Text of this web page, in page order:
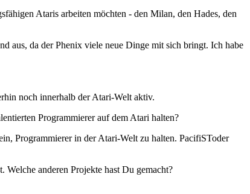
Ataris arbeiten möchten - den Milan, den Hades, den
aus, da der Phenix viele neue Dinge mit sich bringt. Ich habe
noch innerhalb der Atari-Welt aktiv.
Programmierer auf dem Atari halten?
Programmierer in der Atari-Welt zu halten. PacifiSToder
anderen Projekte hast Du gemacht?